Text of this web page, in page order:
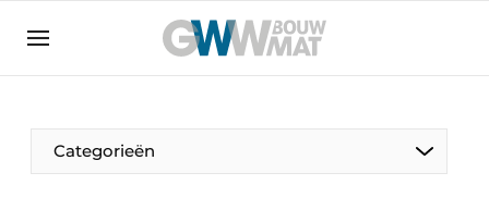
Bedrijven
Contact
Categorieën